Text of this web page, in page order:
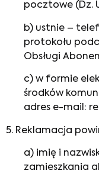
pocztowe (Dz.
b) ustnie –
protokołu
Obsługi
c) w formie
środków
adres e-mail:
5. Reklamacja
a) imię i
zamieszkania